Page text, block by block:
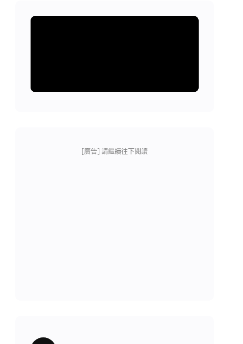
[廣告] 請繼續往下閱讀